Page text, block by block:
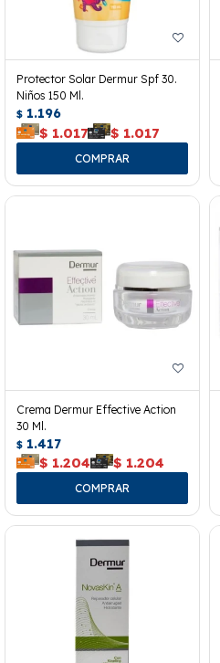
Protector Solar Dermur Spf 30.
Niños 150 Ml.
$ 1.196
$ 1.017 $ 1.017
Crema Dermur Effective Action
30 Ml.
$ 1.417
$ 1.204 $ 1.204